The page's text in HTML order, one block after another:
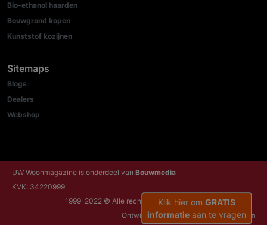
Bio-ethanol haarden
Bouwgrond kopen
Kunststof kozijnen
Sitemaps
Blogs
Dealers
Webshop
UW Woonmagazine is onderdeel van Bouwmedia
KVK: 34220999
1999-2022 © Alle rechten voorbehouden
Ontwikkeld door:NRG Internetdiensten
Klik hier om GRATIS
informatie aan te vragen